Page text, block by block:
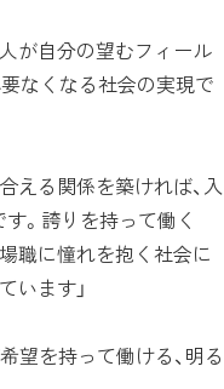
が自分の望むフィール
要なくなる社会の実現で
える関係を築ければ、入
。誇りを持って働く
職に憧れを抱く社会に
います」
望を持って働ける、明る